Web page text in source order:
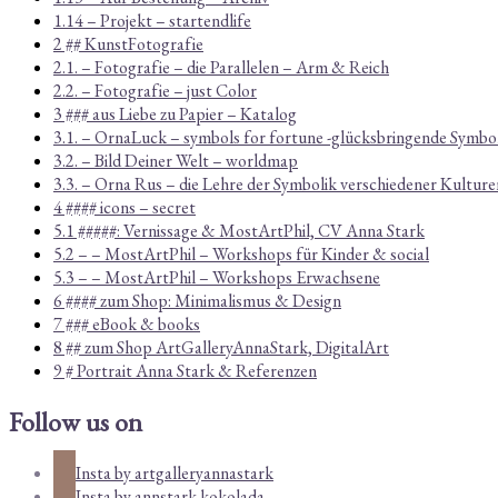
1.14 – Projekt – startendlife
2 ## KunstFotografie
2.1. – Fotografie – die Parallelen – Arm & Reich
2.2. – Fotografie – just Color
3 ### aus Liebe zu Papier – Katalog
3.1. – OrnaLuck – symbols for fortune -glücksbringende
3.2. – Bild Deiner Welt – worldmap
3.3. – Orna Rus – die Lehre der Symbolik verschiedener
4 #### icons – secret
5.1 #####: Vernissage & MostArtPhil, CV Anna Stark
5.2 – – MostArtPhil – Workshops für Kinder & social
5.3 – – MostArtPhil – Workshops Erwachsene
6 #### zum Shop: Minimalismus & Design
7 ### eBook & books
8 ## zum Shop ArtGalleryAnnaStark, DigitalArt
9 # Portrait Anna Stark & Referenzen
Follow us on
Insta by artgalleryannastark